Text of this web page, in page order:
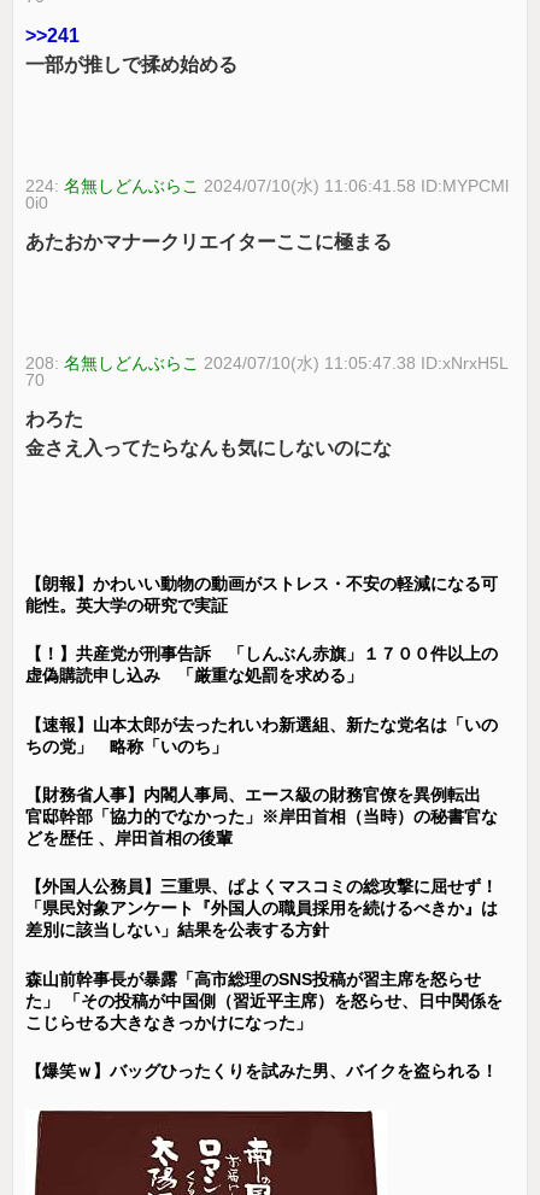
>>241
一部が推しで揉め始める
224:名無しどんぶらこ 2024/07/10(水) 11:06:41.58 ID:MYPCMl
0i0
あたおかマナークリエイターここに極まる
208:名無しどんぶらこ 2024/07/10(水) 11:05:47.38 ID:xNrxH5L
70
わろた
金さえ入ってたらなんも気にしないのにな
【朗報】かわいい動物の動画がストレス・不安の軽減になる可
能性。英大学の研究で実証
【！】共産党が刑事告訴 「しんぶん赤旗」１７００件以上の
虚偽購読申し込み 「厳重な処罰を求める」
【速報】山本太郎が去ったれいわ新選組、新たな党名は「いの
ちの党」 略称「いのち」
【財務省人事】内閣人事局、エース級の財務官僚を異例転出
官邸幹部「協力的でなかった」※岸田首相（当時）の秘書官な
どを歴任 、岸田首相の後輩
【外国人公務員】三重県、ぱよくマスコミの総攻撃に屈せず！
「県民対象アンケート『外国人の職員採用を続けるべきか』は
差別に該当しない」結果を公表する方針
森山前幹事長が暴露「高市総理のSNS投稿が習主席を怒らせ
た」 「その投稿が中国側（習近平主席）を怒らせ、日中関係を
こじらせる大きなきっかけになった」
【爆笑ｗ】バッグひったくりを試みた男、バイクを盗られる！